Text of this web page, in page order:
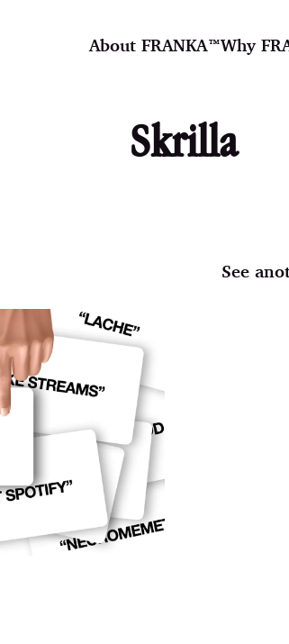
About FRANKA™️Why
Skrilla
See